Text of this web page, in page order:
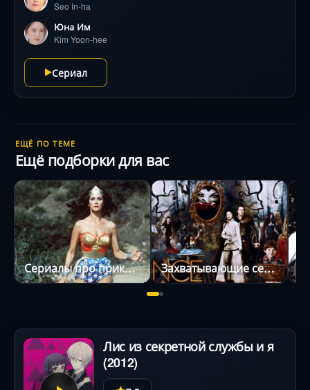
Seo In-ha
Юна Им
Kim Yoon-hee
Сериал
ЕЩЁ ПО ТЕМЕ
Ещё подборки для вас
Сериалы про приключения Захватывающие сериалы
Лис из секретной службы и я
(2012)